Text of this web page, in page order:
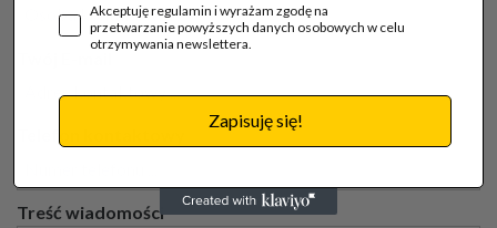
Treść wiadomości
Akceptuję regulamin i wyrażam zgodę na
przetwarzanie powyższych danych osobowych w celu
otrzymywania newslettera.
Zapisuję się!